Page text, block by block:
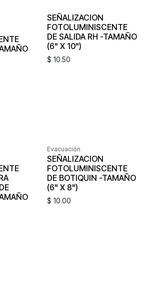
SEÑALIZACION
FOTOLUMINISCENTE
DE SALIDA RH -TAMAÑO
(6" X 10")
$ 10.50
Evacuación
SEÑALIZACION
FOTOLUMINISCENTE
DE BOTIQUIN -TAMAÑO
(6" X 8")
$ 10.00